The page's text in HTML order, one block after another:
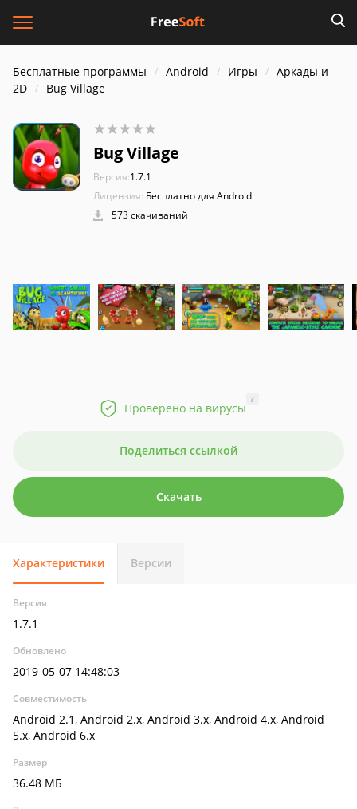
Бесплатные программы Android Игры
Аркады и
2D
Bug Village
Bug Village
Версия:1.7.1
Лицензия: Бесплатно для Android
573 скачиваний
Проверено на вирусы
?
Поделиться ссылкой
Скачать
Характеристики Версии
Версия
1.7.1
Обновлено
2019-05-07 14:48:03
Совместимость
Android 2.1, Android 2.x, Android 3.x, Android 4.x, Android
5.x, Android 6.x
Размер
36.48 МБ